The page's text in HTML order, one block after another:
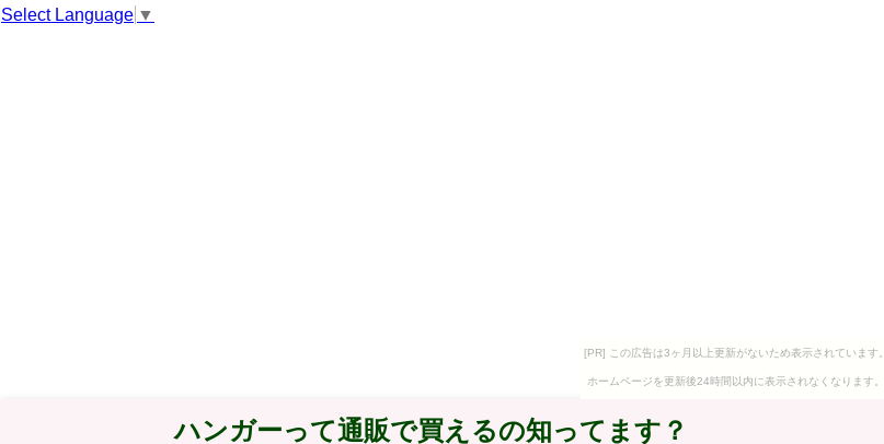
Select Language ▼
[PR] この広告は3ヶ月以上更新がないため表示されています。
ホームページを更新後24時間以内に表示されなくなります。
ハンガーって通販で買えるの知ってます？